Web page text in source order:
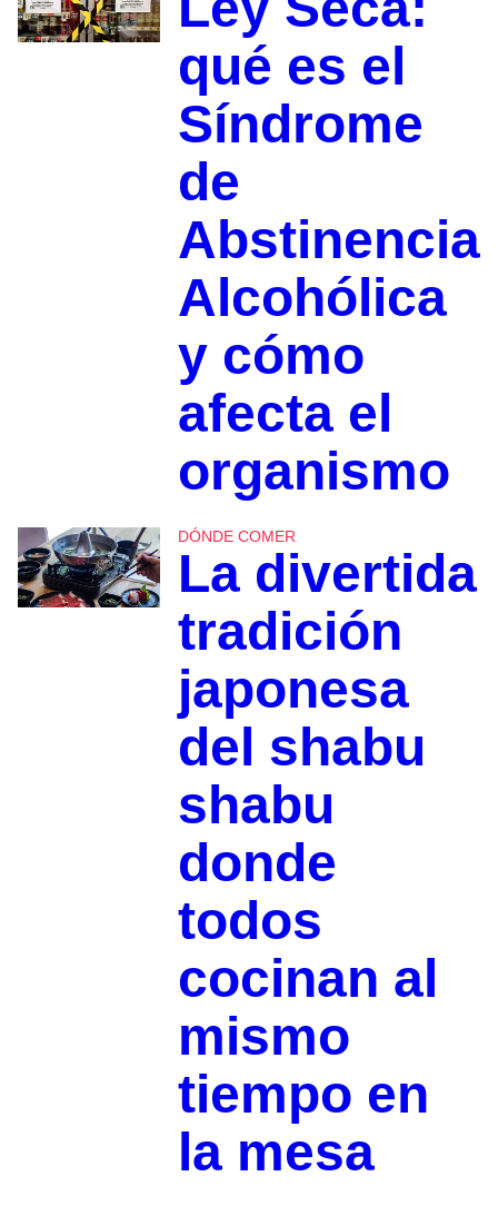
qué es el
Síndrome
de
Abstinencia
Alcohólica
y cómo
afecta el
organismo
DÓNDE COMER
La divertida
tradición
japonesa
del shabu
shabu
donde
todos
cocinan al
mismo
tiempo en
la mesa